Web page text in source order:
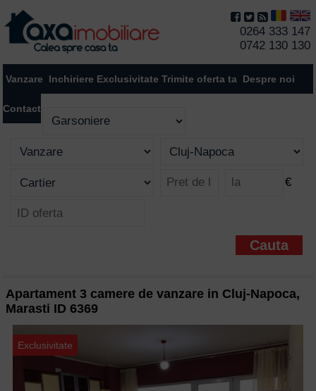
0264 333 147
0742 130 130
Vanzare Inchiriere Exclusivitate Trimite oferta ta Despre noi
Contact
€
Apartament 3 camere de vanzare in Cluj-Napoca,
Marasti ID 6369
Exclusivitate